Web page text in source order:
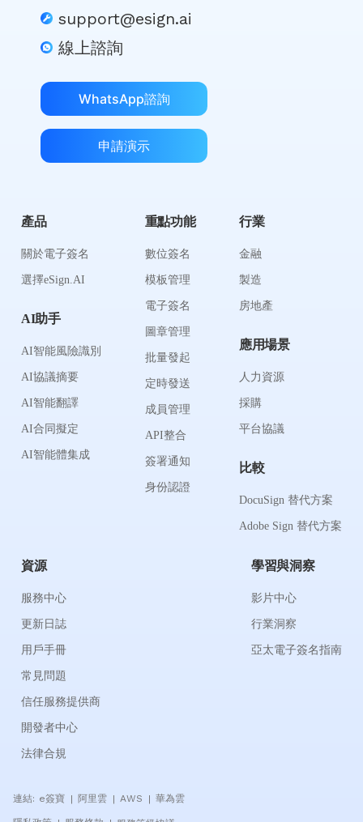
support@esign.ai
線上諮詢
WhatsApp諮詢
申請演示
產品
關於電子簽名
選擇eSign.AI
AI助手
AI智能風險識別
AI協議摘要
AI智能翻譯
AI合同擬定
AI智能體集成
重點功能
數位簽名
模板管理
電子簽名
圖章管理
批量發起
定時發送
成員管理
API整合
簽署通知
身份認證
行業
金融
製造
房地產
應用場景
人力資源
採購
平台協議
比較
DocuSign 替代方案
Adobe Sign 替代方案
資源
服務中心
更新日誌
用戶手冊
常見問題
信任服務提供商
開發者中心
法律合規
學習與洞察
影片中心
行業洞察
亞太電子簽名指南
連結: e簽寶 | 阿里雲 | AWS | 華為雲